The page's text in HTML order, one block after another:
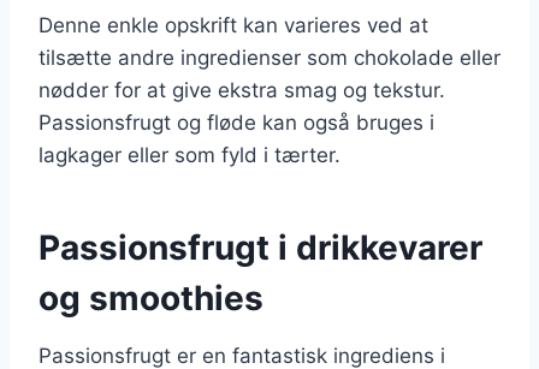
Denne enkle opskrift kan varieres ved at
tilsætte andre ingredienser som chokolade eller
nødder for at give ekstra smag og tekstur.
Passionsfrugt og fløde kan også bruges i
lagkager eller som fyld i tærter.
Passionsfrugt i drikkevarer
og smoothies
Passionsfrugt er en fantastisk ingrediens i